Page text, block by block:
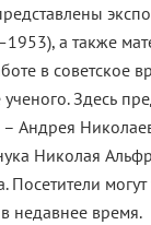
а также
в советское
Здесь
– Андрея
Николая
недавнее время.